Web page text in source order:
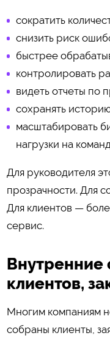
сократить
снизить риск
быстрее
контролировать
видеть отчеты по
сохранять
масштабировать
нагрузки на
Для руководителя
прозрачности. Для
Для клиентов —
сервис.
Внутренние
клиентов,
Многим компаниям
собраны клиенты,